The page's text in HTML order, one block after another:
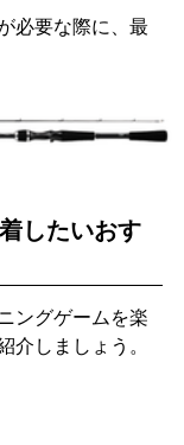
必要な際に、最
したいおす
ングゲームを楽
介しましょう。